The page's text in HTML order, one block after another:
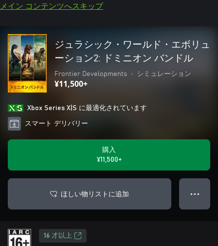
メイン コンテンツへスキップ
ジュラシック・ワールド・エボリュ
ーション2: ドミニオン バンドル
Frontier Developments • シミュレーション
¥11,500+
Xbox Series X|S に最適化されています
スマート デリバリー
購入
¥11,500+
ほしい物リストに追加 ● ● ●
16 才以上